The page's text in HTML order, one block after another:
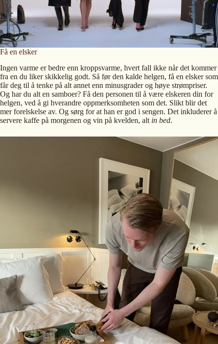
Få en elsker
Ingen varme er bedre enn kroppsvarme, hvert fall ikke når det kommer
fra en du liker skikkelig godt. Så før den kalde helgen, få en elsker som
får deg til å tenke på alt annet enn minusgrader og høye strømpriser.
Og har du alt en samboer? Få den personen til å være elskeren din for
helgen, ved å gi hverandre oppmerksomheten som det. Slikt blir det
mer forelskelse av. Og sørg for at han er god i sengen. Det inkluderer å
servere kaffe på morgenen og vin på kvelden, alt in bed.